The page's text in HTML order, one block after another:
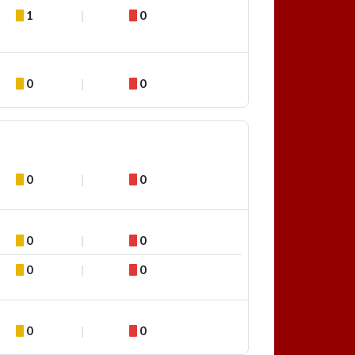
1 0
0 0
0 0
0 0
0 0
0 0